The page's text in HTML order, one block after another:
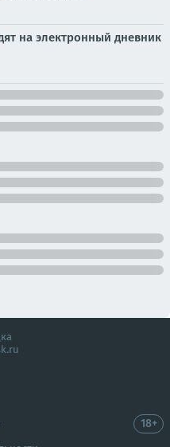
на электронный дневник
18+